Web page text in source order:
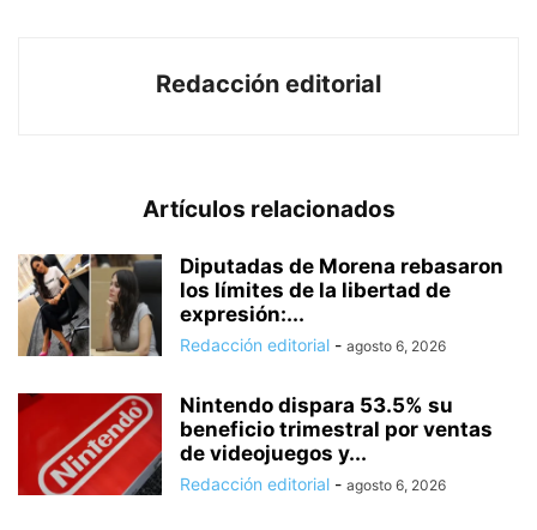
Redacción editorial
Artículos relacionados
Diputadas de Morena rebasaron
los límites de la libertad de
expresión:...
Redacción editorial - agosto 6, 2026
Nintendo dispara 53.5% su
beneficio trimestral por ventas
de videojuegos y...
Redacción editorial - agosto 6, 2026